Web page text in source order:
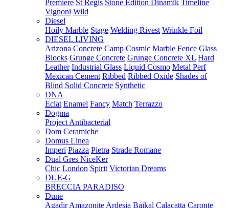
Premiere St Regis Stone Edition Dinamik Timeline
Vignoni Wild
Diesel
Hoily Marble Stage Welding Rivest Wrinkle Foil
DIESEL LIVING
Arizona Concrete Camp Cosmic Marble Fence Glass
Blocks Grunge Concrete Grunge Concrete XL Hard
Leather Industrial Glass Liquid Cosmo Metal Perf
Mexican Cement Ribbed Ribbed Oxide Shades of
Blind Solid Concrete Synthetic
DNA
Eclat Enamel Fancy Match Terrazzo
Dogma
Project Antibacterial
Dom Ceramiche
Domus Linea
Imperi Piazza Pietra Strade Romane
Dual Gres NiceKer
Chic London Spirit Victorian Dreams
DUE-G
BRECCIA PARADISO
Dune
Agadir Amazonite Ardesia Baikal Calacatta Caronte